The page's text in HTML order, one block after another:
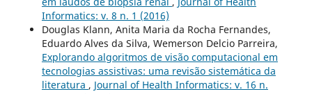
Informatics: v. 8 n. 1 (2016)
Douglas Klann, Anita Maria da Rocha Fernandes,
Eduardo Alves da Silva, Wemerson Delcio Parreira,
Explorando algoritmos de visão computacional em
tecnologias assistivas: uma revisão sistemática da
literatura , Journal of Health Informatics: v. 16 n.